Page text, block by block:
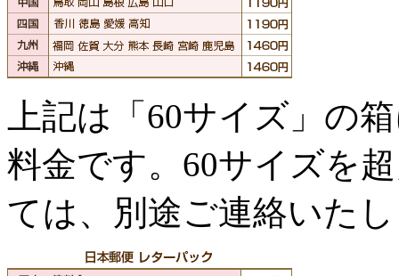
上記は「60サイズ」の
料金です。60サイズを
ては、別途ご連絡いた